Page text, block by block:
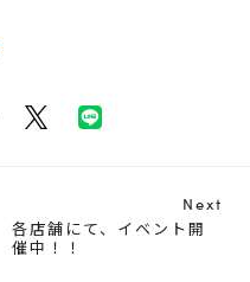
Next
各店舗にて、イベント開
催中！！